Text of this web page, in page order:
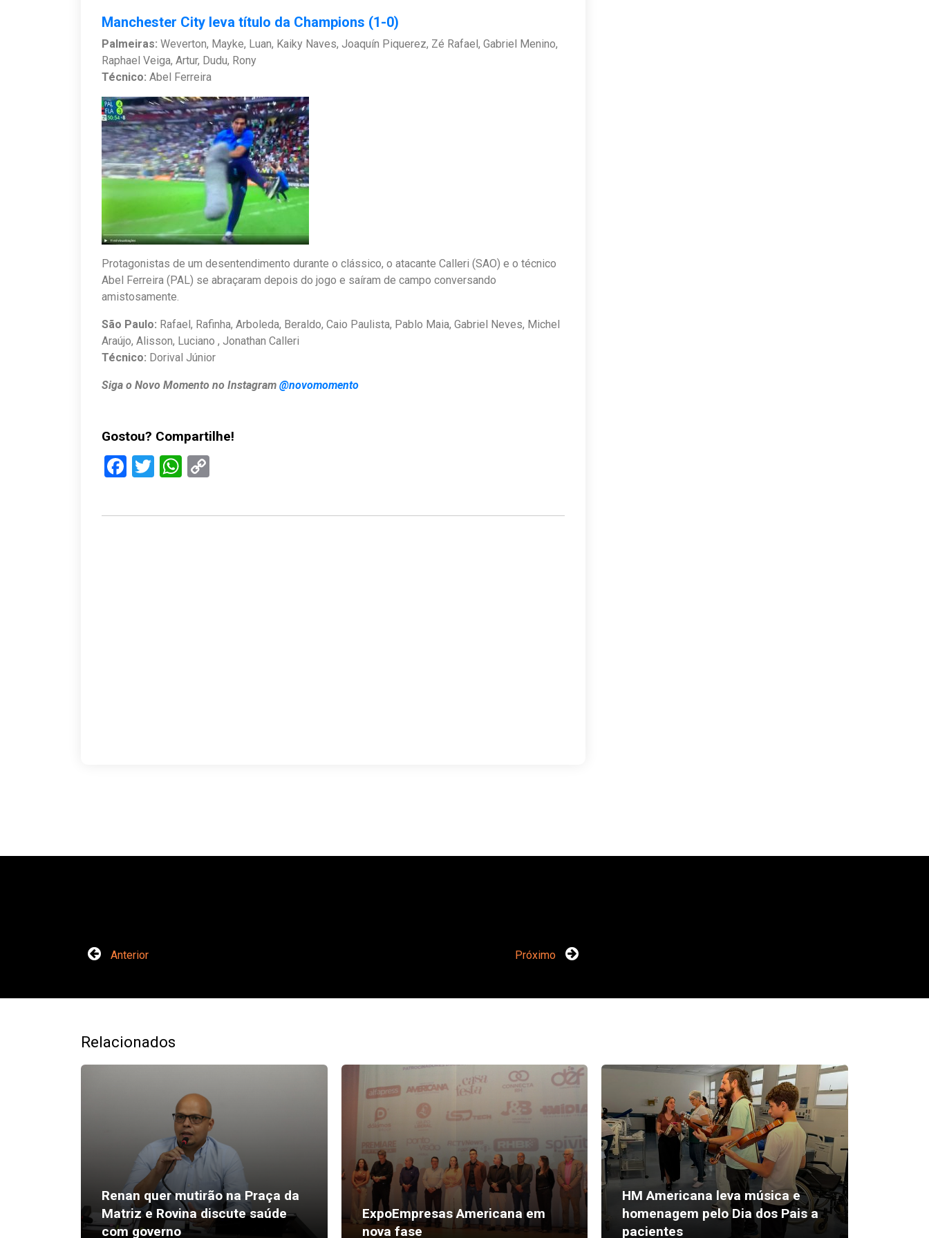
Manchester City leva título da Champions (1-0)
Palmeiras: Weverton, Mayke, Luan, Kaiky Naves, Joaquín Piquerez, Zé Rafael, Gabriel Menino,
Raphael Veiga, Artur, Dudu, Rony
Técnico: Abel Ferreira
Protagonistas de um desentendimento durante o clássico, o atacante Calleri (SAO) e o técnico
Abel Ferreira (PAL) se abraçaram depois do jogo e saíram de campo conversando
amistosamente.
São Paulo: Rafael, Rafinha, Arboleda, Beraldo, Caio Paulista, Pablo Maia, Gabriel Neves, Michel
Araújo, Alisson, Luciano , Jonathan Calleri
Técnico: Dorival Júnior
Siga o Novo Momento no Instagram @novomomento
Gostou? Compartilhe!
Facebook
TwitterWhatsApp
Anterior Próximo
Relacionados
Renan quer mutirão na Praça da
Matriz e Rovina discute saúde
com governo
ExpoEmpresas Americana em
nova fase
HM Americana leva música e
homenagem pelo Dia dos Pais a
pacientes